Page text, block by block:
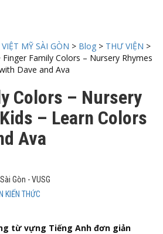
MỸ SÀI GÒN > Blog > THƯ VIỆN >
Finger Family Colors – Nursery Rhymes
Dave and Ava
Colors – Nursery
– Learn Colors
Ava
Gòn - VUSG
KIẾN THỨC
từ vựng Tiếng Anh đơn giản